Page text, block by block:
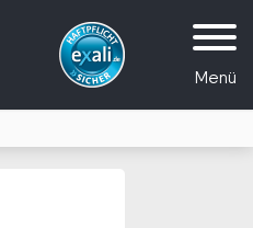
Menü